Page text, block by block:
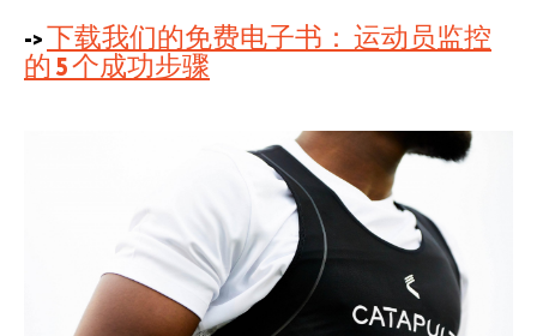
-> 下载我们的免费电子书： 运动员监控
的 5 个成功步骤